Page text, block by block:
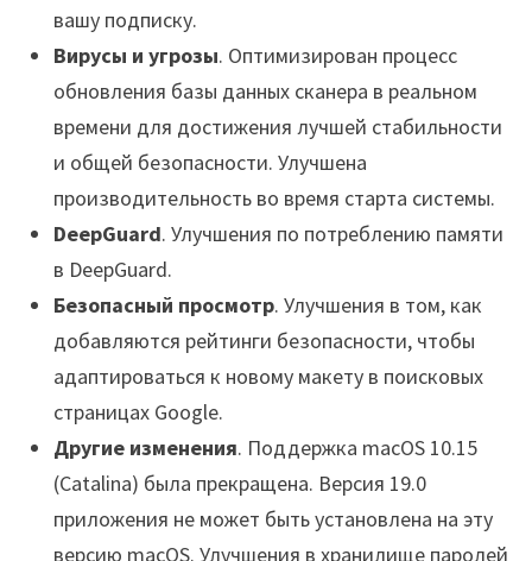
вашу подписку.
Вирусы и угрозы. Оптимизирован процесс
обновления базы данных сканера в реальном
времени для достижения лучшей стабильности
и общей безопасности. Улучшена
производительность во время старта системы.
DeepGuard. Улучшения по потреблению памяти
в DeepGuard.
Безопасный просмотр. Улучшения в том, как
добавляются рейтинги безопасности, чтобы
адаптироваться к новому макету в поисковых
страницах Google.
Другие изменения. Поддержка macOS 10.15
(Catalina) была прекращена. Версия 19.0
приложения не может быть установлена на эту
версию macOS. Улучшения в хранилище паролей